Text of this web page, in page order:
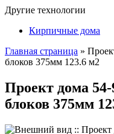
Другие технологии
Кирпичные дома
Главная страница »
блоков 375мм 123.6 м2
Проект дома 54-
блоков 375мм